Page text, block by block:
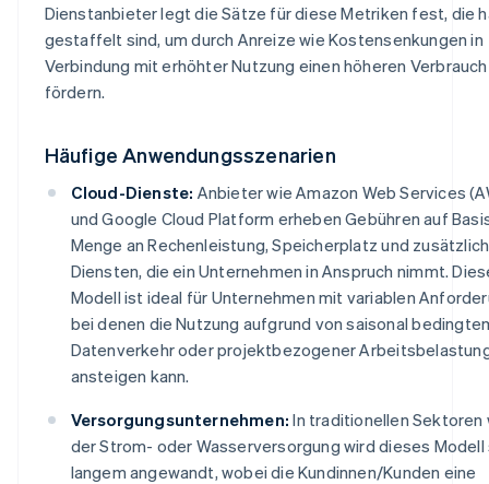
Dienstanbieter legt die Sätze für diese Metriken fest, die
gestaffelt sind, um durch Anreize wie Kostensenkungen in
Verbindung mit erhöhter Nutzung einen höheren
fördern.
Häufige Anwendungsszenarien
Cloud-Dienste: Anbieter wie Amazon Web Services
und Google Cloud Platform erheben Gebühren auf
Menge an Rechenleistung, Speicherplatz und
Diensten, die ein Unternehmen in Anspruch nimmt.
Modell ist ideal für Unternehmen mit variablen
bei denen die Nutzung aufgrund von saisonal
Datenverkehr oder projektbezogener
ansteigen kann.
Versorgungsunternehmen: In traditionellen Sektoren
der Strom- oder Wasserversorgung wird dieses
langem angewandt, wobei die Kundinnen/Kunden eine